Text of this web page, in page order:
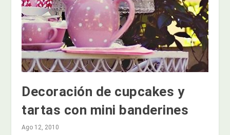
Decoración de cupcakes y
tartas con mini banderines
Ago 12, 2010